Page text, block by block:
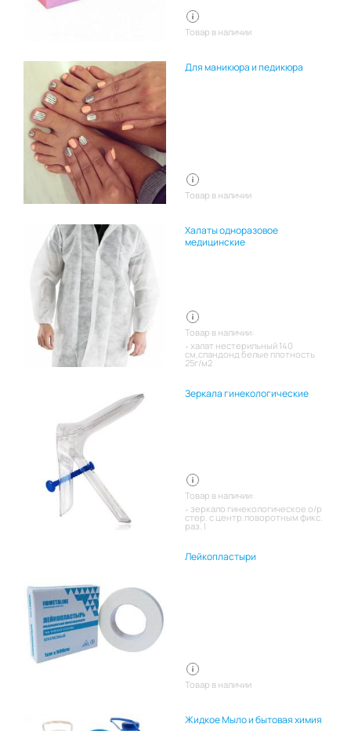
Товар в наличии
Для маникюра и педикюра
Товар в наличии
Халаты одноразовое
медицинские
Товар в наличии:
халат нестерильный 140
см,спандонд белые плотность
25г/м2
Зеркала гинекологические
Товар в наличии:
зеркало гинекологическое о/р
стер. с центр.поворотным фикс.
раз. l
Лейкопластыри
Товар в наличии
Жидкое Мыло и бытовая химия